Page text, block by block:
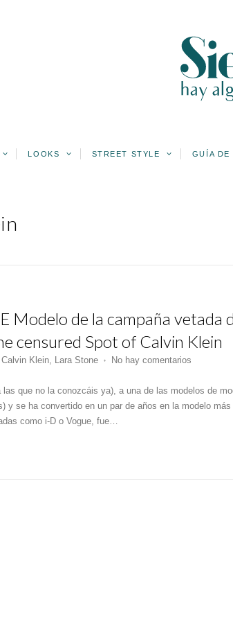
LOOKS STREET STYLE GUÍA DE
Modelo de la campaña vetada
censured Spot of Calvin Klein
Calvin Klein, Lara Stone ♦ No hay comentarios
STONE
Modelo
de
las que no la conozcáis ya), a una de las modelos de
y se ha convertido en un par de años en la modelo
como i-D o Vogue, fue…